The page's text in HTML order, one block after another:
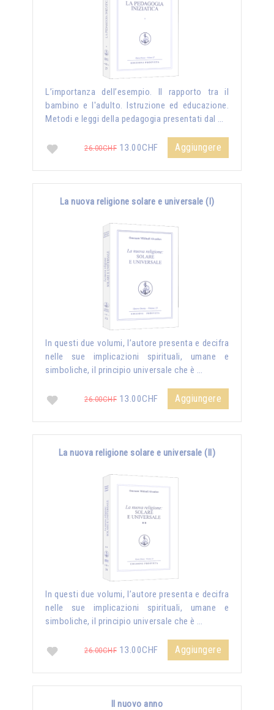
L’importanza dell’esempio. Il rapporto tra il
bambino e l'adulto. Istruzione ed educazione.
Metodi e leggi della pedagogia presentati dal …
26.00CHF 13.00CHF Aggiungere
La nuova religione solare e universale (I)
In questi due volumi, l’autore presenta e decifra
nelle sue implicazioni spirituali, umane e
simboliche, il principio universale che è …
26.00CHF 13.00CHF Aggiungere
La nuova religione solare e universale (II)
In questi due volumi, l’autore presenta e decifra
nelle sue implicazioni spirituali, umane e
simboliche, il principio universale che è …
26.00CHF 13.00CHF Aggiungere
Il nuovo anno